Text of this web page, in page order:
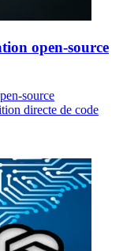
open-source
source
directe de code